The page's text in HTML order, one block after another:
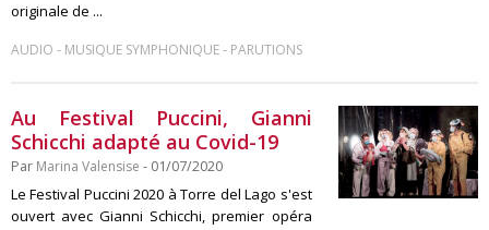
originale de ...
AUDIO - MUSIQUE SYMPHONIQUE- PARUTIONS
Au Festival Puccini, Gianni
Schicchi adapté au Covid-19
Par Marina Valensise - 01/07/2020
Le Festival Puccini 2020 à Torre del Lago s'est
ouvert avec Gianni Schicchi, premier opéra